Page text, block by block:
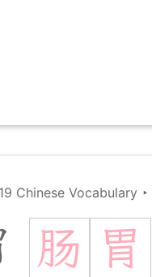
Chinese Vocabulary ‣
肠 胃